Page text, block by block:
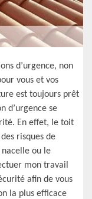
d’urgence, non
vous et vos
est toujours prêt
d’urgence se
En effet, le toit
risques de
ou le
mon travail
afin de vous
la plus efficace